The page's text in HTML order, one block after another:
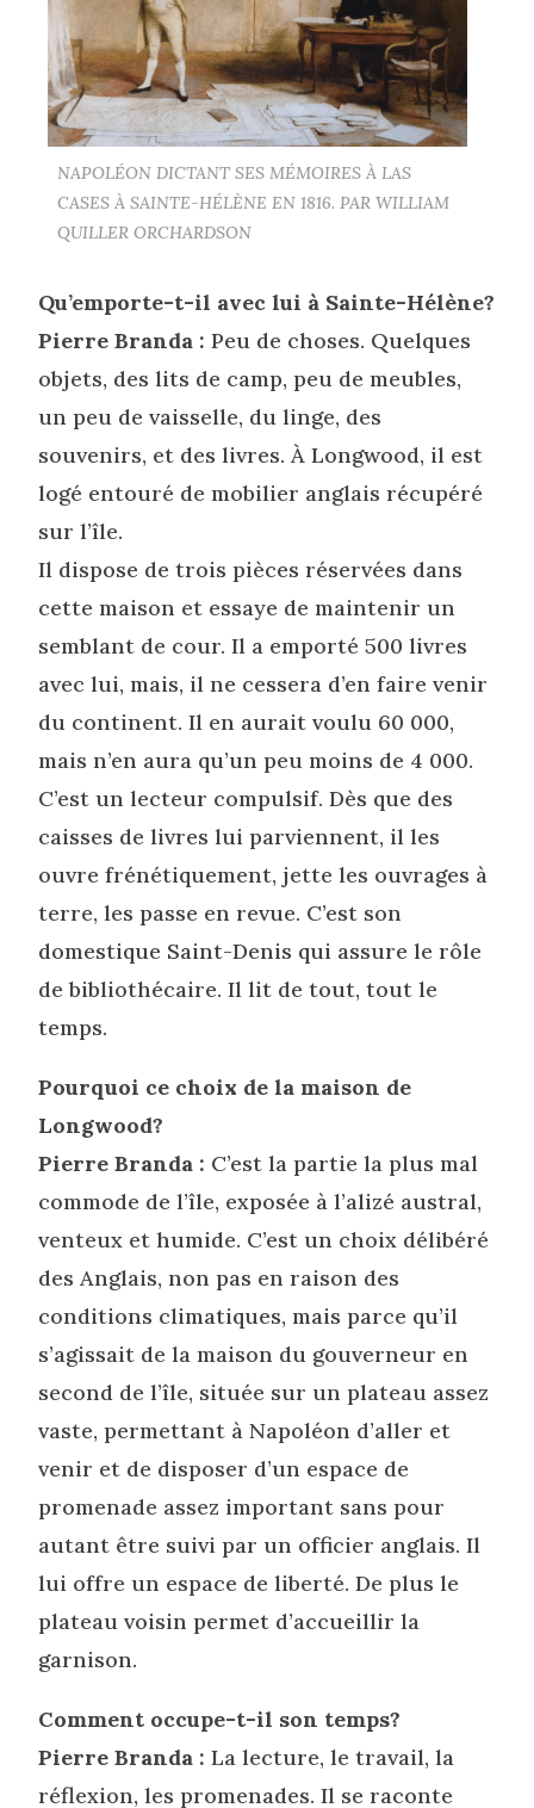
NAPOLÉON DICTANT SES MÉMOIRES À LAS
CASES À SAINTE-HÉLÈNE EN 1816. PAR WILLIAM
QUILLER ORCHARDSON
Qu’emporte-t-il avec lui à Sainte-Hélène?
Pierre Branda : Peu de choses. Quelques
objets, des lits de camp, peu de meubles,
un peu de vaisselle, du linge, des
souvenirs, et des livres. À Longwood, il est
logé entouré de mobilier anglais récupéré
sur l’île.
Il dispose de trois pièces réservées dans
cette maison et essaye de maintenir un
semblant de cour. Il a emporté 500 livres
avec lui, mais, il ne cessera d’en faire venir
du continent. Il en aurait voulu 60 000,
mais n’en aura qu’un peu moins de 4 000.
C’est un lecteur compulsif. Dès que des
caisses de livres lui parviennent, il les
ouvre frénétiquement, jette les ouvrages à
terre, les passe en revue. C’est son
domestique Saint-Denis qui assure le rôle
de bibliothécaire. Il lit de tout, tout le
temps.
Pourquoi ce choix de la maison de
Longwood?
Pierre Branda : C’est la partie la plus mal
commode de l’île, exposée à l’alizé austral,
venteux et humide. C’est un choix délibéré
des Anglais, non pas en raison des
conditions climatiques, mais parce qu’il
s’agissait de la maison du gouverneur en
second de l’île, située sur un plateau assez
vaste, permettant à Napoléon d’aller et
venir et de disposer d’un espace de
promenade assez important sans pour
autant être suivi par un officier anglais. Il
lui offre un espace de liberté. De plus le
plateau voisin permet d’accueillir la
garnison.
Comment occupe-t-il son temps?
Pierre Branda : La lecture, le travail, la
réflexion, les promenades. Il se raconte